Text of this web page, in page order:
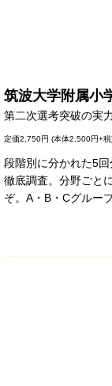
筑波大学附属小
第二次選考突破の実
定価2,750円 (本体2,500円+
段階別に分かれた5
徹底調査。分野ごと
ぞ。A・B・Cグルー